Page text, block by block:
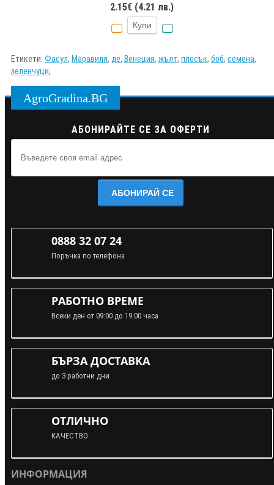
2.15€ (4.21 лв.)
Купи
Етикети: Фасул, Маравиля, де, Венеция, жълт, плосък, боб, семена,
зеленчуци,
AgroGradina.BG
АБОНИРАЙТЕ СЕ ЗА ОФЕРТИ
АБОНИРАЙ СЕ
0888 32 07 24
Поръчка по телефона
РАБОТНО ВРЕМЕ
Всеки ден от 09:00 до 19:00 часа
БЪРЗА ДОСТАВКА
до 3 работни дни
ОТЛИЧНО
КАЧЕСТВО
ИНФОРМАЦИЯ